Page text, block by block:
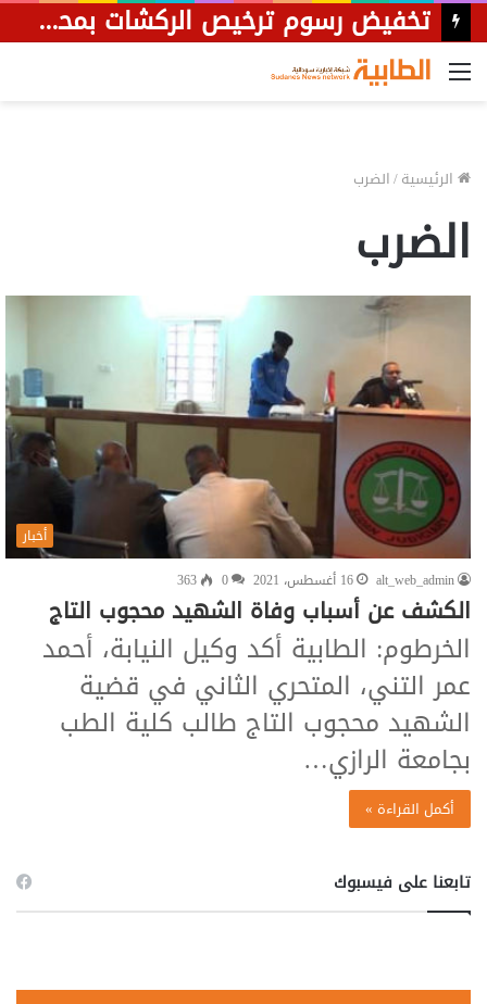
تخفيض رسوم ترخيص الركشات بمحلية جبل أولياء إلى 50%
القائمة
الرئيسية/الضرب
الضرب
أخبار
alt_web_admin
16 أغسطس، 2021 0
363
الكشف عن أسباب وفاة الشهيد محجوب التاج
الخرطوم: الطابية أكد وكيل النيابة، أحمد
عمر التني، المتحري الثاني في قضية
الشهيد محجوب التاج طالب كلية الطب
بجامعة الرازي…
أكمل القراءة »
تابعنا على فيسبوك